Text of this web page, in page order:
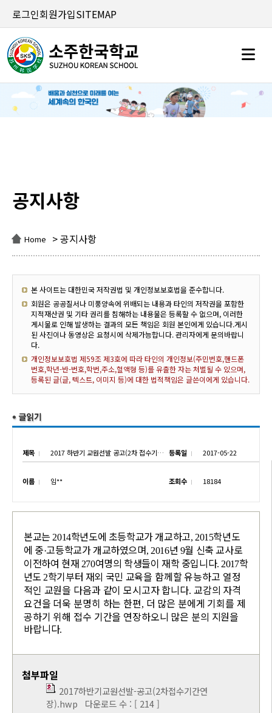
로그인회원가입SITEMAP
공지사항
Home > 공지사항
본 사이트는 대한민국 저작권법 및 개인정보보호법을 준수합니다.
회원은 공공질서나 미풍양속에 위배되는 내용과 타인의 저작권을 포함한
지적재산권 및 기타 권리를 침해하는 내용물은 등록할 수 없으며, 이러한
게시물로 인해 발생하는 결과의 모든 책임은 회원 본인에게 있습니다.게시
된 사진이나 동영상은 요청시에 삭제가능합니다. 관리자에게 문의바랍니
다.
개인정보보호법 제59조 제3호에 따라 타인의 개인정보(주민번호,핸드폰
번호,학년-반-번호,학번,주소,혈액형 등)를 유출한 자는 처벌될 수 있으며,
등록된 글(글, 텍스트, 이미지 등)에 대한 법적책임은 글쓴이에게 있습니다.
제목 2017 하반기 교원선발 공고(2차 접수기간 연장) 등록일 2017-05-22
이름 임** 조회수 18184
본교는2014학년도에 초등학교가 개교하고, 2015학년도
에 중·고등학교가 개교하였으며, 2016년 9월 신축 교사로
이전하여 현재 270여명의 학생들이 재학 중입니다. 2017학
년도 2학기부터 재외 국민 교육을 함께할 유능하고 열정
적인 교원을 다음과 같이 모시고자 합니다. 교감의 자격
요건을 더욱 분명히 하는 한편, 더 많은 분에게 기회를 제
공하기 위해 접수 기간을 연장하오니 많은 분의 지원을
바랍니다.
첨부파일
2017하반기교원선발-공고(2차접수기간연
장).hwp 다운로드 수 : [ 214 ]